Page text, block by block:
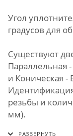
Угол
градусов для
Существуют
Параллельная -
и Коническая -
резьбы и
мм).